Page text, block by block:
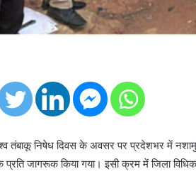
तंबाकू निषेध दिवस के अवसर पर प्रदेशभर में
प्रति जागरूक किया गया। इसी क्रम में जिला